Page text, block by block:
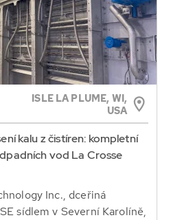
ISLE LA PLUME, WI,
USA
kalu z čistíren: kompletní
vod La Crosse
Inc., dceřiná
sídlem v Severní Karolíně,